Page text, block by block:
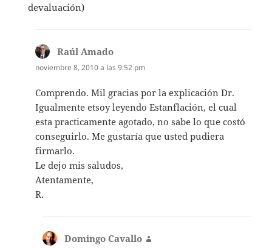
devaluación)
Raúl Amado
noviembre 8, 2010 a las 9:52 pm
Comprendo. Mil gracias por la explicación Dr.
Igualmente etsoy leyendo Estanflación, el cual
esta practicamente agotado, no sabe lo que costó
conseguirlo. Me gustaría que usted pudiera
firmarlo.
Le dejo mis saludos,
Atentamente,
R.
Domingo Cavallo